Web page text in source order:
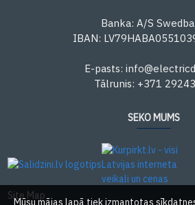
Banka: A/S
IBAN:
E-pasts:
Tālrunis: +371
SEKO MUMS
Site Map
Mūsu mājas lapā tiek izmantotas